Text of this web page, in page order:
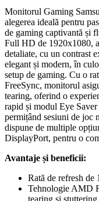
Monitorul Gaming
alegerea ideală pentru
de gaming captivantă și
Full HD de 1920x1080,
detaliate, cu un contrast
elegant și modern, în
setup de gaming. Cu o
FreeSync, monitorul
tearing, oferind o
rapid și modul Eye
permițând sesiuni de joc
dispune de multiple
DisplayPort, pentru o
Avantaje și beneficii:
Rată de refresh
Tehnologie AMD
tearing și stuttering.